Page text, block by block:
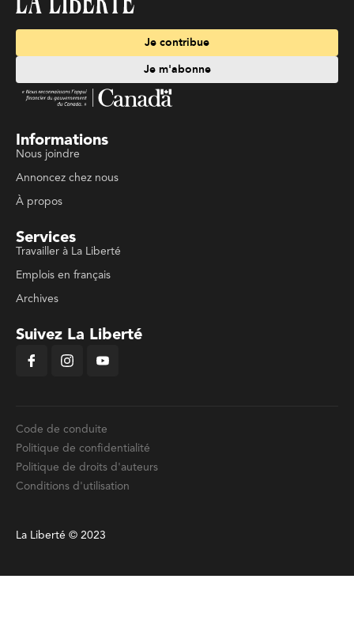
Je contribue
Je m'abonne
Informations
Nous joindre
Annoncez chez nous
À propos
Services
Travailler à La Liberté
Emplois en français
Archives
Suivez La Liberté
Code de conduite
Politique de confidentialité
Politique de droits d'auteurs
Conditions d'utilisation
La Liberté © 2023